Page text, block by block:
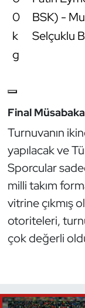
0
k
g
BSK) -
Selçuklu
Final
Turnuvanın
yapılacak ve
Sporcular
milli takım
vitrine çıkmış
otoriteleri,
çok değerli